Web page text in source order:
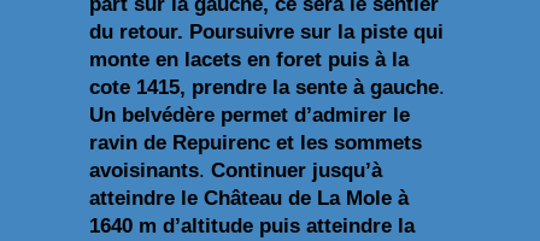
du retour. Poursuivre sur la piste qui
monte en lacets en foret puis à la
cote 1415, prendre la sente à gauche.
Un belvédère permet d’admirer le
ravin de Repuirenc et les sommets
avoisinants. Continuer jusqu’à
atteindre le Château de La Mole à
1640 m d’altitude puis atteindre la